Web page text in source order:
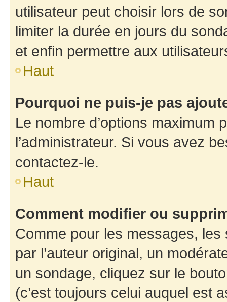
utilisateur peut choisir lors de
limiter la durée en jours du
et enfin permettre aux
Haut
Pourquoi ne puis-je pas
Le nombre d’options maximum
l’administrateur. Si vous avez
contactez-le.
Haut
Comment modifier ou
Comme pour les messages,
par l’auteur original, un
un sondage, cliquez sur le
(c’est toujours celui auquel est